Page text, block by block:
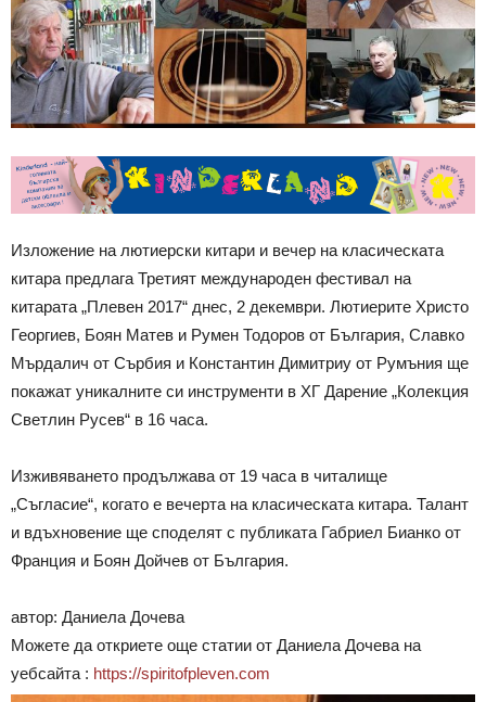
Изложение на лютиерски китари и вечер на класическата
китара предлага Третият международен фестивал на
китарата „Плевен 2017“ днес, 2 декември. Лютиерите Христо
Георгиев, Боян Матев и Румен Тодоров от България, Славко
Мърдалич от Сърбия и Константин Димитриу от Румъния ще
покажат уникалните си инструменти в ХГ Дарение „Колекция
Светлин Русев“ в 16 часа.
Изживяването продължава от 19 часа в читалище
„Съгласие“, когато е вечерта на класическата китара. Талант
и вдъхновение ще споделят с публиката Габриел Бианко от
Франция и Боян Дойчев от България.
автор: Даниела Дочева
Можете да откриете още статии от Даниела Дочева на
уебсайта : https://spiritofpleven.com